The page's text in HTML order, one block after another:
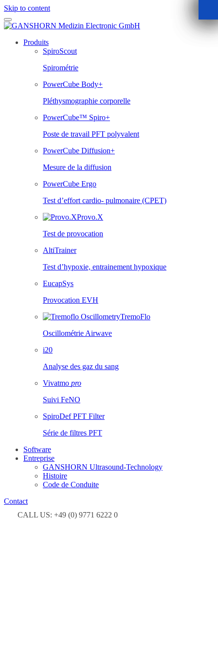
Skip to content
Produits
SpiroScout
Spirométrie
PowerCube Body+
Pléthysmographie corporelle
PowerCube™ Spiro+
Poste de travail PFT polyvalent
PowerCube Diffusion+
Mesure de la diffusion
PowerCube Ergo
Test d’effort cardio- pulmonaire (CPET)
Provo.X
Test de provocation
AltiTrainer
Test d’hypoxie, entrainement hypoxique
EucapSys
Provocation EVH
TremoFlo
Oscillométrie Airwave
i20
Analyse des gaz du sang
Vivatmo pro
Suivi FeNO
SpiroDef PFT Filter
Série de filtres PFT
Software
Entreprise
GANSHORN Ultrasound-Technology
Histoire
Code de Conduite
Contact
CALL US: +49 (0) 9771 6222 0